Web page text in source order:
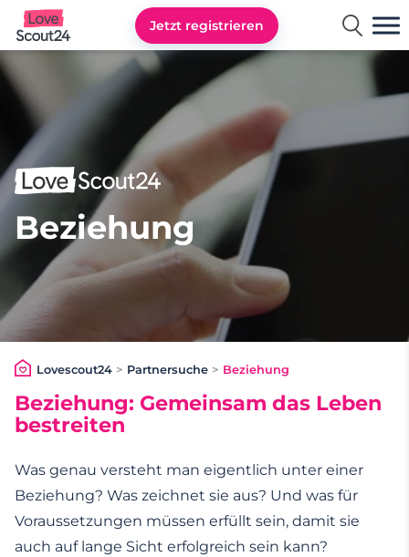
Lovescout24
Jetzt registrieren
Beziehung
Lovescout24> Partnersuche > Beziehung
Beziehung: Gemeinsam das Leben
bestreiten
Was genau versteht man eigentlich unter einer
Beziehung? Was zeichnet sie aus? Und was für
Voraussetzungen müssen erfüllt sein, damit sie
auch auf lange Sicht erfolgreich sein kann?